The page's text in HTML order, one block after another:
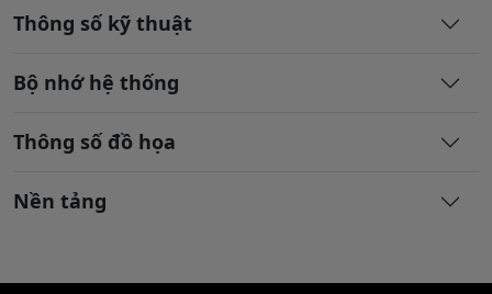
Thông số kỹ thuật
Bộ nhớ hệ thống
Thông số đồ họa
Nền tảng